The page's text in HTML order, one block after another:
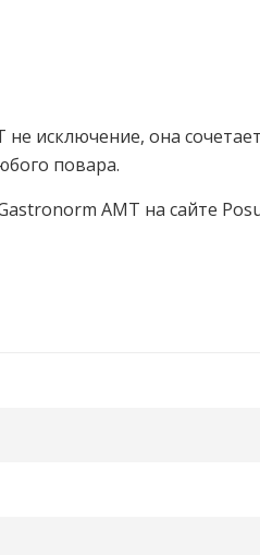
исключение, она
повара.
AMT на сайте